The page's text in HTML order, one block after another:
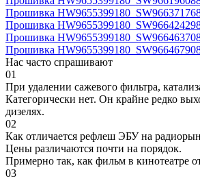
Прошивка
Прошивка
Прошивка
Прошивка
Нас часто спрашивают
01
При удалении сажевого фильтра,
Категорически нет. Он крайне редко
дизелях.
02
Как отличается рефлеш ЭБУ на
Цены различаются почти на порядок.
Примерно так, как фильм в кинотеатре
03